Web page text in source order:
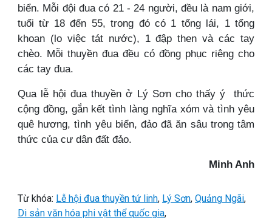
biển. Mỗi đội đua có 21 - 24 người, đều là nam giới,
tuổi từ 18 đến 55, trong đó có 1 tổng lái, 1 tổng
khoan (lo việc tát nước), 1 đập then và các tay
chèo. Mỗi thuyền đua đều có đồng phục riêng cho
các tay đua.
Qua lễ hội đua thuyền ở Lý Sơn cho thấy ý thức
cộng đồng, gắn kết tình làng nghĩa xóm và tình yêu
quê hương, tình yêu biển, đảo đã ăn sâu trong tâm
thức của cư dân đất đảo.
Minh Anh
Từ khóa: Lễ hội đua thuyền tứ linh, Lý Sơn, Quảng Ngãi,
Di sản văn hóa phi vật thể quốc gia,